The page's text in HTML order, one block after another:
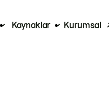
Kaynaklar Kurumsal